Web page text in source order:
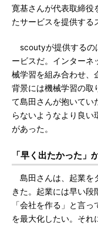
寛基さんが代表取締役
たサービスを提供する
scoutyが提供するの
ービスだ。インターネ
械学習を組み合わせ、
背景には機械学習の取
て島田さんが抱いてい
らないようなより良い
があった。
「早く出たかった」
島田さんは、起業を
きた。起業には早い段
「会社を作る」と言
を最大化したい。それ